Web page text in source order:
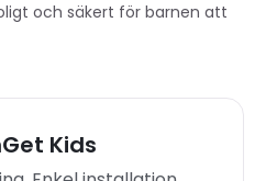
och säkert för barnen att
Kids